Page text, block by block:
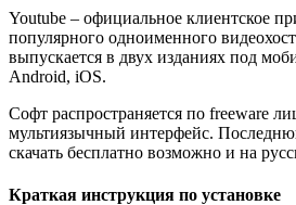
Youtube – официальное клиентское
популярного одноименного
выпускается в двух изданиях под
Android, iOS.
Софт распространяется по freeware
мультиязычный интерфейс.
скачать бесплатно возможно и на
Краткая инструкция по установке